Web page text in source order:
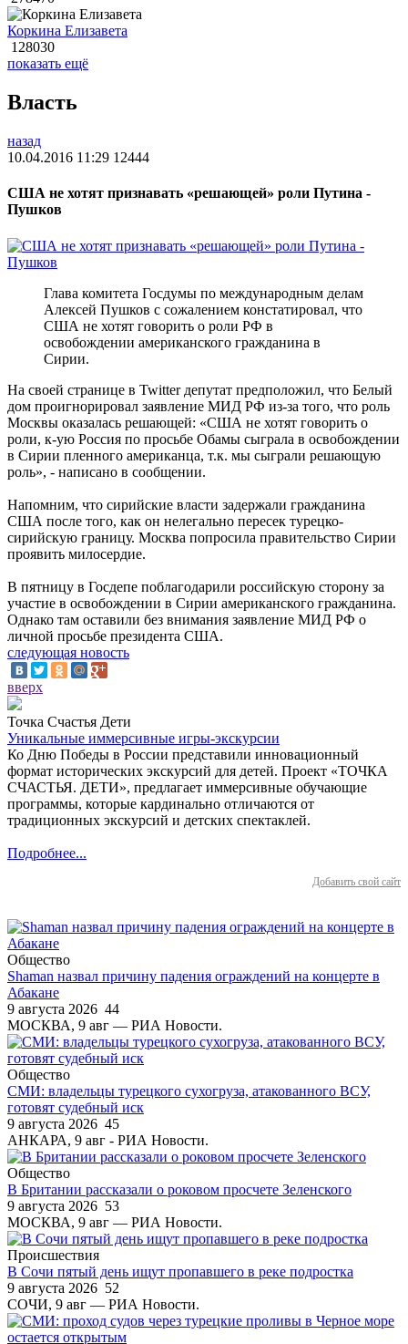
Коркина Елизавета
128030
показать ещё
Власть
назад
10.04.2016 11:29 12444
США не хотят признавать «решающей» роли Путина -
Пушков
Глава комитета Госдумы по международным делам
Алексей Пушков с сожалением констатировал, что
США не хотят говорить о роли РФ в
освобождении американского гражданина в
Сирии.
На своей странице в Twitter депутат предположил, что Белый
дом проигнорировал заявление МИД РФ из-за того, что роль
Москвы оказалась решающей: «США не хотят говорить о
роли, к-ую Россия по просьбе Обамы сыграла в освобождении
в Сирии пленного американца, т.к. мы сыграли решающую
роль», - написано в сообщении.
Напомним, что сирийские власти задержали гражданина
США после того, как он нелегально пересек турецко-
сирийскую границу. Москва попросила правительство Сирии
проявить милосердие.
В пятницу в Госдепе поблагодарили российскую сторону за
участие в освобождении в Сирии американского гражданина.
Однако там оставили без внимания заявление МИД РФ о
личной просьбе президента США.
следующая новость
вверх
Точка Счастья Дети
Уникальные иммерсивные игры-экскурсии
Ко Дню Победы в России представили инновационный
формат исторических экскурсий для детей. Проект «ТОЧКА
СЧАСТЬЯ. ДЕТИ», предлагает иммерсивные обучающие
программы, которые кардинально отличаются от
традиционных экскурсий и детских спектаклей.
Подробнее...
Добавить свой сайт
Общество
Shaman назвал причину падения ограждений на концерте в
Абакане
9 августа 2026 44
МОСКВА, 9 авг — РИА Новости.
Общество
СМИ: владельцы турецкого сухогруза, атакованного ВСУ,
готовят судебный иск
9 августа 2026 45
АНКАРА, 9 авг - РИА Новости.
Общество
В Британии рассказали о роковом просчете Зеленского
9 августа 2026 53
МОСКВА, 9 авг — РИА Новости.
Происшествия
В Сочи пятый день ищут пропавшего в реке подростка
9 августа 2026 52
СОЧИ, 9 авг — РИА Новости.